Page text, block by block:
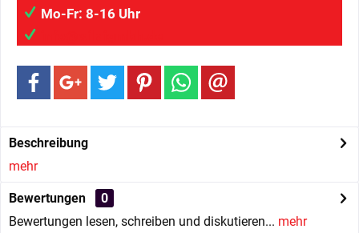
Mo-Fr: 8-16 Uhr
Beschreibung
mehr
Bewertungen
0
Bewertungen lesen, schreiben und diskutieren... mehr